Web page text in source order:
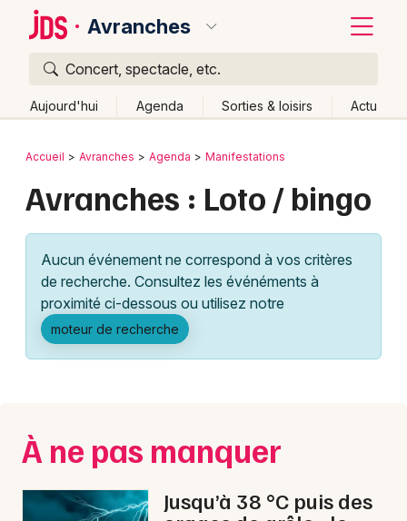
Avranches
Concert, spectacle, etc.
Aujourd'hui Agenda Sorties & loisirs Actu
Publier un événement
Grands événements
Activité & Expérience
Manifestations
Spectacles
Concerts
Bordeaux
Lille
Lyon
Marseille
Nantes
Nice
Retour
Accueil Avranches Agenda Manifestations
Avranches : Loto / bingo
Aucun événement ne correspond à vos critères
de recherche. Consultez les événéments à
proximité ci-dessous ou utilisez notre
moteur de recherche
À ne pas manquer
Jusqu’à 38 °C puis des
Quoi ?
Où ?
Basse-Normandie
Partout
Près de moi
Quand ?
Effacer les dates